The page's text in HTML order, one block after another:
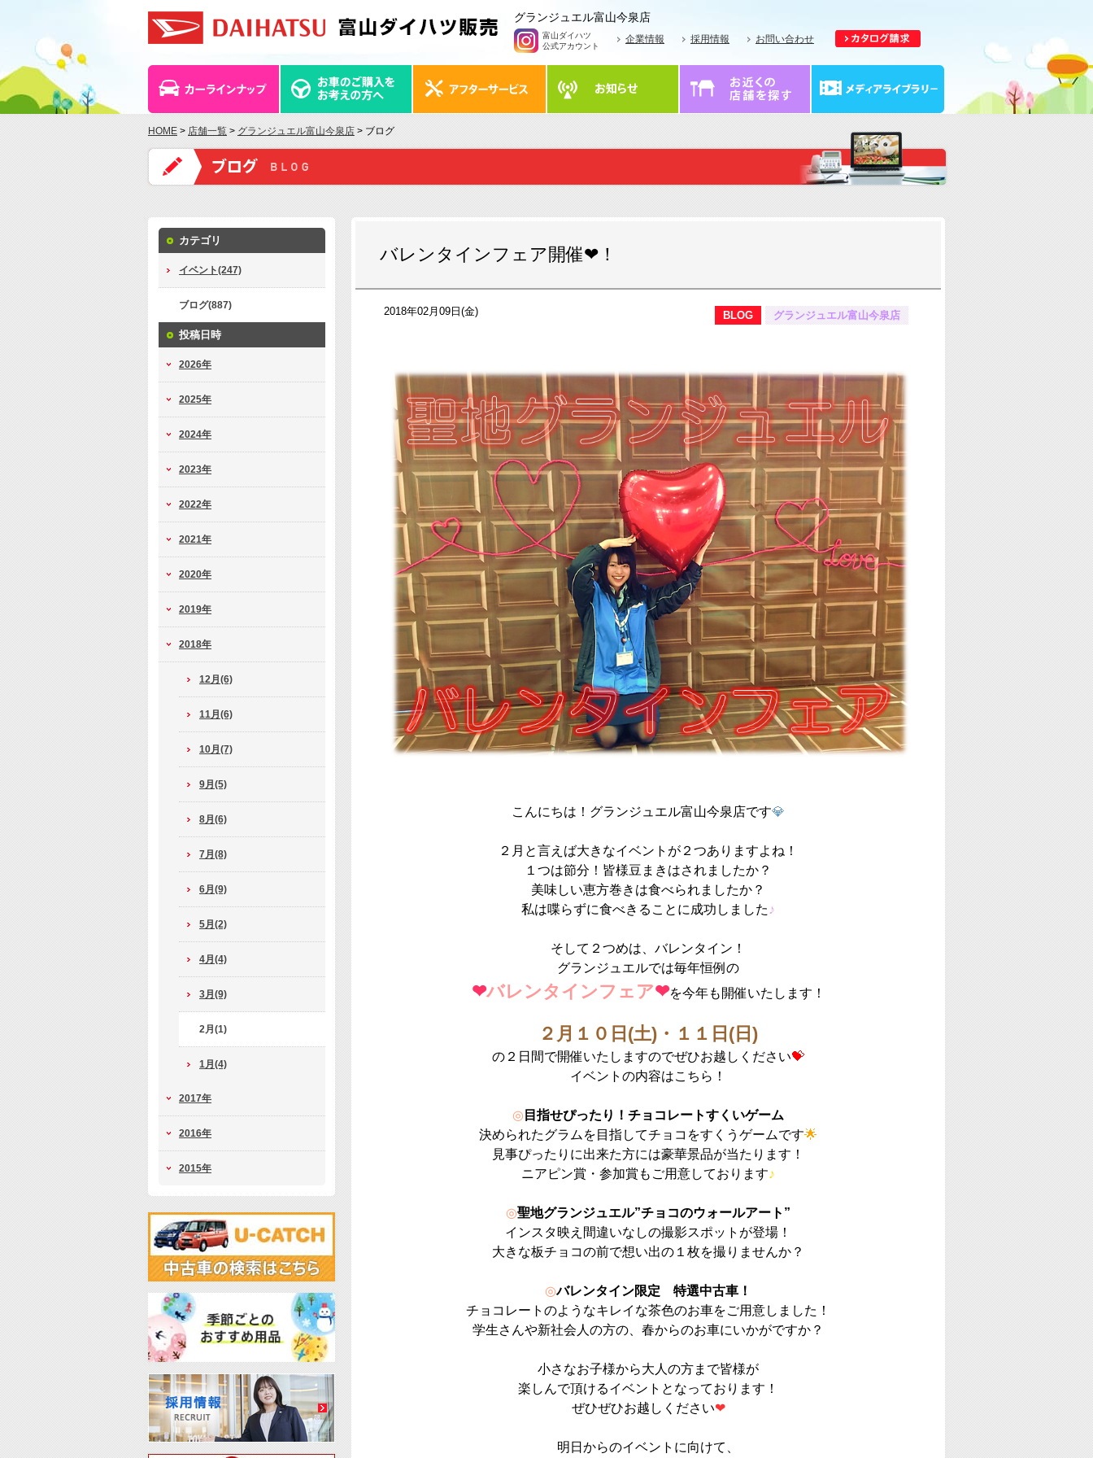
グランジュエル富山今泉店
富山ダイハツ
公式アカウント
企業情報 採用情報 お問い合わせ
HOME>店舗一覧>グランジュエル富山今泉店> ブログ
カテゴリ
イベント(247)
ブログ(887)
投稿日時
2026年
2025年
2024年
2023年
2022年
2021年
2020年
2019年
2018年
12月(6)
11月(6)
10月(7)
9月(5)
8月(6)
7月(8)
6月(9)
5月(2)
4月(4)
3月(9)
2月(1)
1月(4)
2017年
2016年
2015年
バレンタインフェア開催❤！
2018年02月09日(金) BLOG グランジュエル富山今泉店
こんにちは！グランジュエル富山今泉店です💎
２月と言えば大きなイベントが２つありますよね！
１つは節分！皆様豆まきはされましたか？
美味しい恵方巻きは食べられましたか？
私は喋らずに食べきることに成功しました ♪
そして２つめは、バレンタイン！
グランジュエルでは毎年恒例の
❤バレンタインフェア❤を今年も開催いたします！
２月１０日(土)・１１日(日)
の２日間で開催いたしますのでぜひお越しください💝
イベントの内容はこちら！
◎ 目指せぴったり！チョコレートすくいゲーム
決められたグラムを目指してチョコをすくうゲームです🌟
見事ぴったりに出来た方には豪華景品が当たります！
ニアピン賞・参加賞もご用意しております♪
◎聖地グランジュエル”チョコのウォールアート”
インスタ映え間違いなしの撮影スポットが登場！
大きな板チョコの前で想い出の１枚を撮りませんか？
◎バレンタイン限定 特選中古車！
チョコレートのようなキレイな茶色のお車をご用意しました！
学生さんや新社会人の方の、春からのお車にいかがですか？
小さなお子様から大人の方まで皆様が
楽しんで頂けるイベントとなっております！
ぜひぜひお越しください❤
明日からのイベントに向けて、